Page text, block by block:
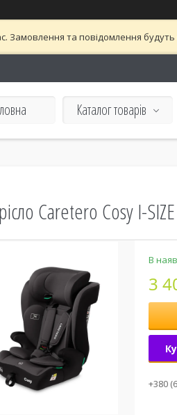
Замовлення та повідомлення
Каталог товарів
Caretero Cosy I-
В
3
+380